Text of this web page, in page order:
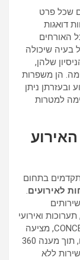
שכל פרט
דואגות
האורחים
בעיה שיכולה
שלהן,
הן משפרות
ובעזרתן ניתן
למטרות
בתחום
לאירועים.
במתן שירותים
תערוכות ואירועי
השקה. בזכות התמזגות עם חברת CONCEPT GROUP, מציעה
החברה מעטפת שלמה להצלחת המותג שלכם, תוך מענה 360
ללא